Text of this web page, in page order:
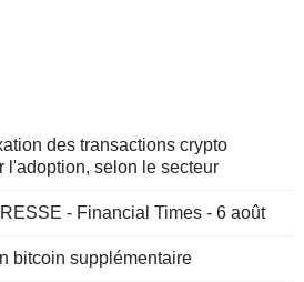
des transactions crypto
l'adoption, selon le secteur
- Financial Times - 6 août
bitcoin supplémentaire